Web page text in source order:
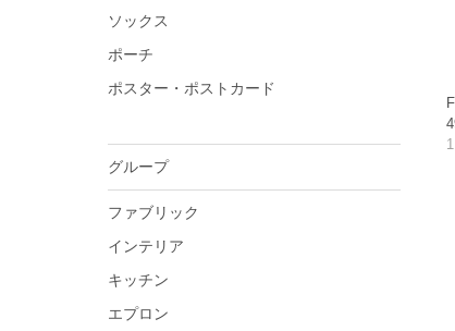
ソックス
ポーチ
ポスター・ポストカード
グループ
ファブリック
インテリア
キッチン
エプロン